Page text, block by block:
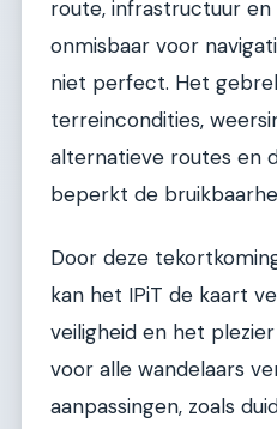
route, infrastructuur en
onmisbaar voor
niet perfect. Het
terreincondities,
alternatieve routes en
beperkt de
Door deze
kan het IPiT de kaart
veiligheid en het
voor alle wandelaars
aanpassingen, zoals